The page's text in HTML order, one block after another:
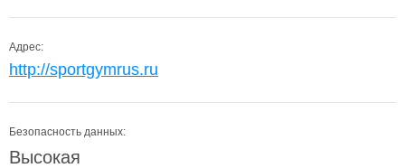
Адрес:
http://sportgymrus.ru
Безопасность данных:
Высокая